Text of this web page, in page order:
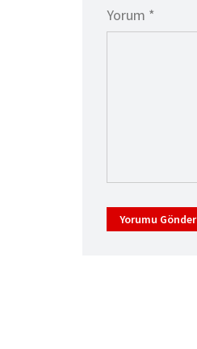
Yorum *
Yorumu Gönder